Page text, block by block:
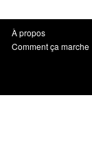
À propos
Comment ça marche